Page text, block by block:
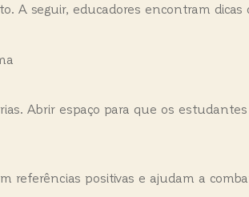
A seguir, educadores encontram
Abrir espaço para que os estudantes
referências positivas e ajudam a